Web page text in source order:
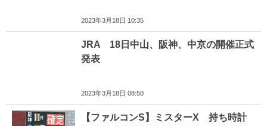
2023年3月18日 10:35
JRA 18日中山、阪神、中京の開催正式
発表
2023年3月18日 08:50
【ファルコンS】ミスターX 持ち時計